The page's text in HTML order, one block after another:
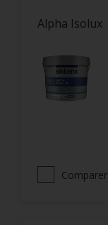
Alpha Isolux
Comparer